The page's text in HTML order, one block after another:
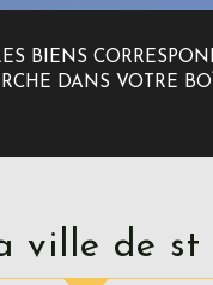
BIENS
DANS VOTRE
ville de